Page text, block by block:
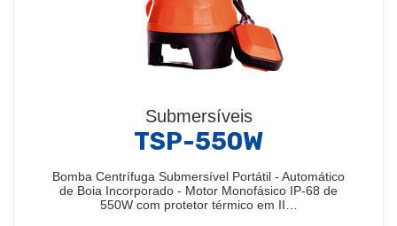
Submersíveis
TSP-550W
Bomba Centrífuga Submersível Portátil - Automático
de Boia Incorporado - Motor Monofásico IP-68 de
550W com protetor térmico em II…